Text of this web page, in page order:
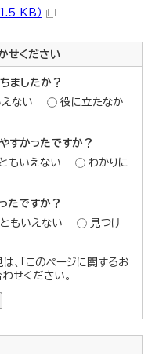
KB）
せください
ましたか？
ない
役に立たなか
すかったですか？
もいえない
わかりに
たですか？
もいえない
見つけ
、「このページに関するお
せください。